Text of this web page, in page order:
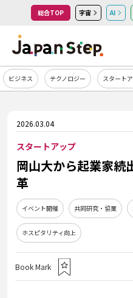
総合TOP 宇宙 AI
ビジネス テクノロジー スタート
2026.03.04
スタートアップ
岡山大から起業家続
革
イベント開催 共同研究・協業
ホスピタリティ向上
Book Mark